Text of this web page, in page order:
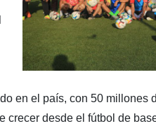
en el país, con 50 millones
crecer desde el fútbol de